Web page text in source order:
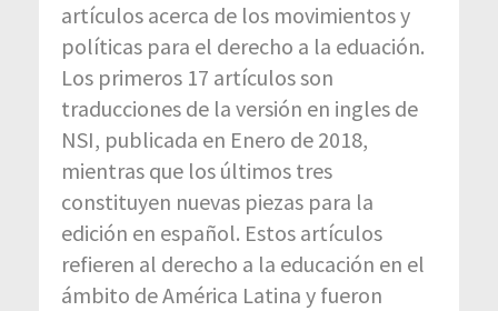
artículos acerca de los movimientos y
políticas para el derecho a la eduación.
Los primeros 17 artículos son
traducciones de la versión en ingles de
NSI, publicada en Enero de 2018,
mientras que los últimos tres
constituyen nuevas piezas para la
edición en español. Estos artículos
refieren al derecho a la educación en el
ámbito de América Latina y fueron